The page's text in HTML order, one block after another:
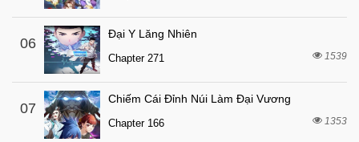
Chapter 24 7 tháng trước
Chapter 23
Chapter 22
Chapter 21 7 tháng trước
Chapter 20
06
Đại Y Lăng Nhiên
Chapter 271 1539
07
Chiếm Cái Đỉnh Núi Làm Đại Vương
Chapter 166 1353